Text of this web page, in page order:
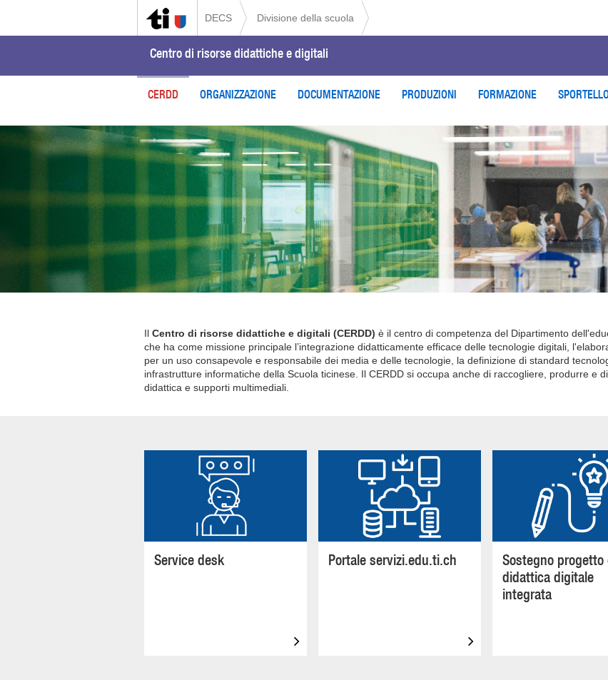
DECS Divisione della scuola
Centro di risorse didattiche e digitali
CERDD ORGANIZZAZIONE DOCUMENTAZIONE PRODUZIONI FORMAZIONE
Previous
Il Centro di risorse didattiche e digitali (CERDD) è il centro di competenza del Dipartimento
che ha come missione principale l’integrazione didatticamente efficace delle tecnologie digitali,
per un uso consapevole e responsabile dei media e delle tecnologie, la definizione di standard
infrastrutture informatiche della Scuola ticinese. Il CERDD si occupa anche di raccogliere, produrre e
didattica e supporti multimediali.
Service desk Portale servizi.edu.ti.ch
Sostegno progetto
didattica digitale
integrata